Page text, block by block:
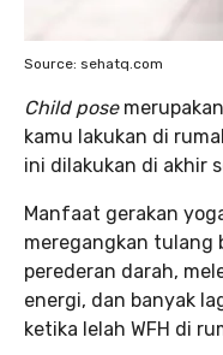
Source: sehatq.com
Child pose
kamu lakukan di
ini dilakukan di akhir
Manfaat gerakan
meregangkan tulang
perederan darah,
energi, dan banyak
ketika lelah WFH di